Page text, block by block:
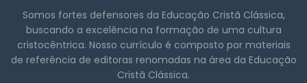
Somos fortes defensores da Educação Cristã Clássica,
buscando a excelência na formação de uma cultura
cristocêntrica. Nosso currículo é composto por materiais
de referência de editoras renomadas na área da Educação
Cristã Clássica.